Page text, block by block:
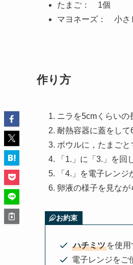
たまご： 1個
マヨネーズ： 小さ
作り方
ニラを5cmくらいの
耐熱容器に蓋をして
ボウルに，たまごと
「1.」に「3.」を回
「4.」を電子レン
卵液の様子を見なが
お約束
ハチミツ を使
電子レンジをご